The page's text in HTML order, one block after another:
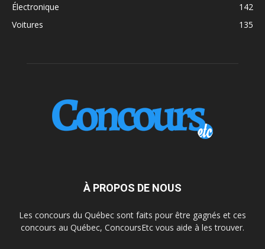
Électronique
142
Voitures
135
À PROPOS DE NOUS
Les concours du Québec sont faits pour être gagnés et ces
concours au Québec, ConcoursEtc vous aide à les trouver.